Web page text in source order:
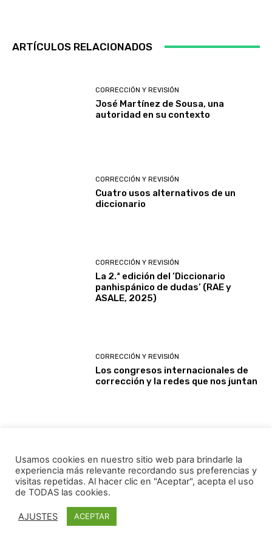
ARTÍCULOS RELACIONADOS
CORRECCIÓN Y REVISIÓN
José Martínez de Sousa, una
autoridad en su contexto
CORRECCIÓN Y REVISIÓN
Cuatro usos alternativos de un
diccionario
CORRECCIÓN Y REVISIÓN
La 2.ª edición del ‘Diccionario
panhispánico de dudas’ (RAE y
ASALE, 2025)
CORRECCIÓN Y REVISIÓN
Los congresos internacionales de
corrección y la redes que nos juntan
Herramientas de IA generativa
como apoyo en la edición y revisión
de textos
Usamos cookies en nuestro sitio web para brindarle la
experiencia más relevante recordando sus preferencias y
visitas repetidas. Al hacer clic en "Aceptar", acepta el uso
de TODAS las cookies.
AJUSTES ACEPTAR